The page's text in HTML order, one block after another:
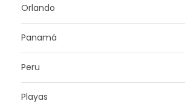
Orlando
Panamá
Peru
Playas